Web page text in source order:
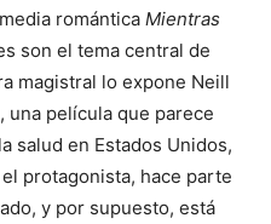
romántica Mientras
son el tema central de
magistral lo expone Neill
una película que parece
salud en Estados Unidos,
protagonista, hace parte
y por supuesto, está